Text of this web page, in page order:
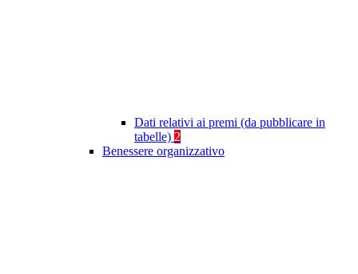
Dati relativi ai premi (da pubblicare in
tabelle) 2
Benessere organizzativo